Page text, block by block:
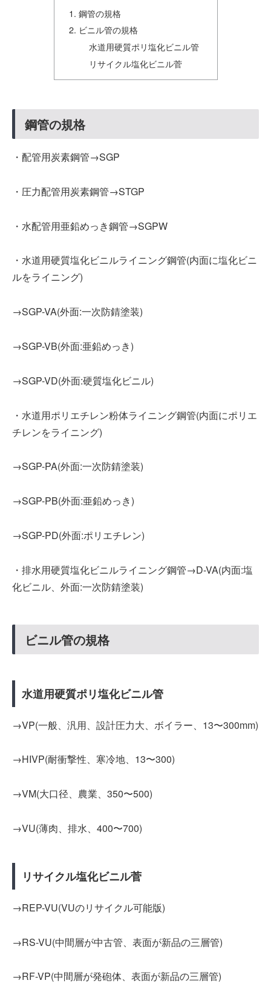
鋼管の規格
ビニル管の規格
水道用硬質ポリ塩化ビニル管
リサイクル塩化ビニル菅
鋼管の規格
・配管用炭素鋼管→SGP
・圧力配管用炭素鋼管→STGP
・水配管用亜鉛めっき鋼管→SGPW
・水道用硬質塩化ビニルライニング鋼管(内面に塩化ビニ
ルをライニング)
→SGP-VA(外面:一次防錆塗装)
→SGP-VB(外面:亜鉛めっき)
→SGP-VD(外面:硬質塩化ビニル)
・水道用ポリエチレン粉体ライニング鋼管(内面にポリエ
チレンをライニング)
→SGP-PA(外面:一次防錆塗装)
→SGP-PB(外面:亜鉛めっき)
→SGP-PD(外面:ポリエチレン)
・排水用硬質塩化ビニルライニング鋼管→D-VA(内面:塩
化ビニル、外面:一次防錆塗装)
ビニル管の規格
水道用硬質ポリ塩化ビニル管
→VP(一般、汎用、設計圧力大、ボイラー、13〜300mm)
→HIVP(耐衝撃性、寒冷地、13〜300)
→VM(大口径、農業、350〜500)
→VU(薄肉、排水、400〜700)
リサイクル塩化ビニル菅
→REP-VU(VUのリサイクル可能版)
→RS-VU(中間層が中古管、表面が新品の三層管)
→RF-VP(中間層が発砲体、表面が新品の三層管)